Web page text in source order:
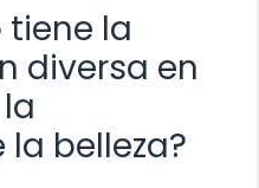
la
diversa en
belleza?